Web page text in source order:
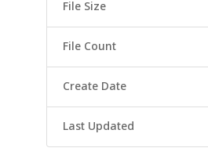
File Size
File Count
Create Date
Last Updated